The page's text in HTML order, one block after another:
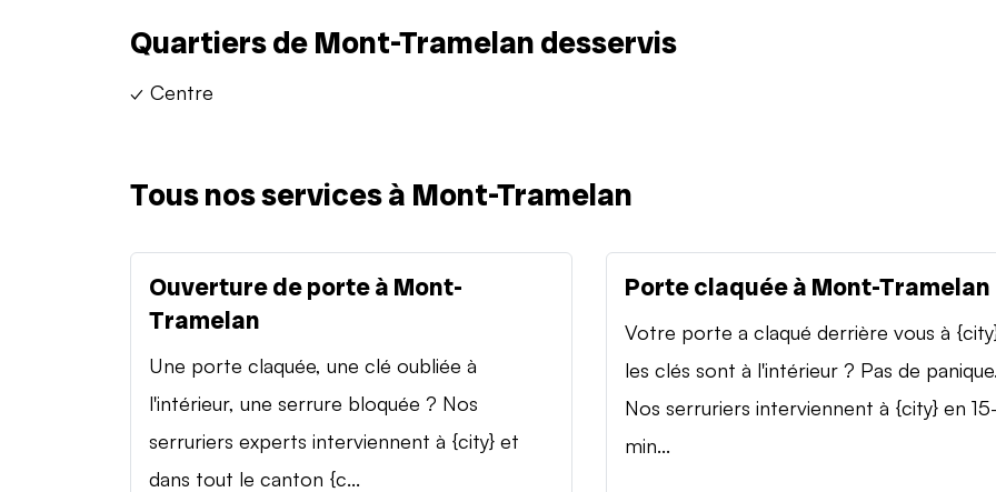
Quartiers de Mont-Tramelan desservis
✓ Centre
Tous nos services à Mont-Tramelan
Ouverture de porte à Mont-
Tramelan
Une porte claquée, une clé oubliée à
l'intérieur, une serrure bloquée ? Nos
serruriers experts interviennent à {city} et
dans tout le canton {c...
Porte claquée à Mont-Tramelan
Votre porte a claqué derrière vous à
les clés sont à l'intérieur ? Pas de
Nos serruriers interviennent à {city} en
min...